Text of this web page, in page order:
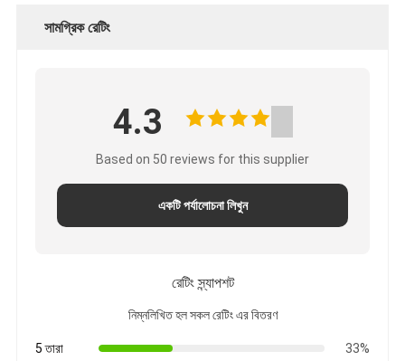
সামগ্রিক রেটিং
4.3
Based on 50 reviews for this supplier
একটি পর্যালোচনা লিখুন
রেটিং স্ন্যাপশট
নিম্নলিখিত হল সকল রেটিং এর বিতরণ
5 তারা
33%